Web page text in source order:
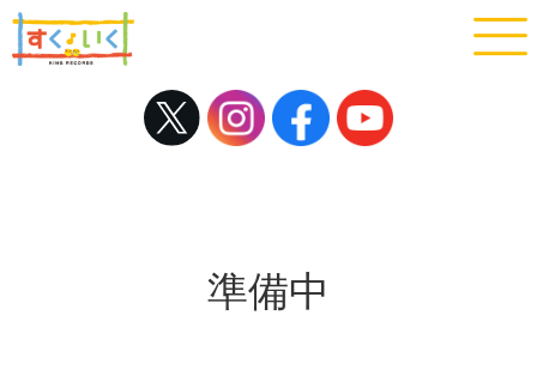
準備中